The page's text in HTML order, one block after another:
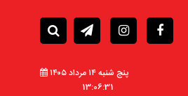
پنج شنبه ۱۴ مرداد ۱۴۰۵
13:06:33